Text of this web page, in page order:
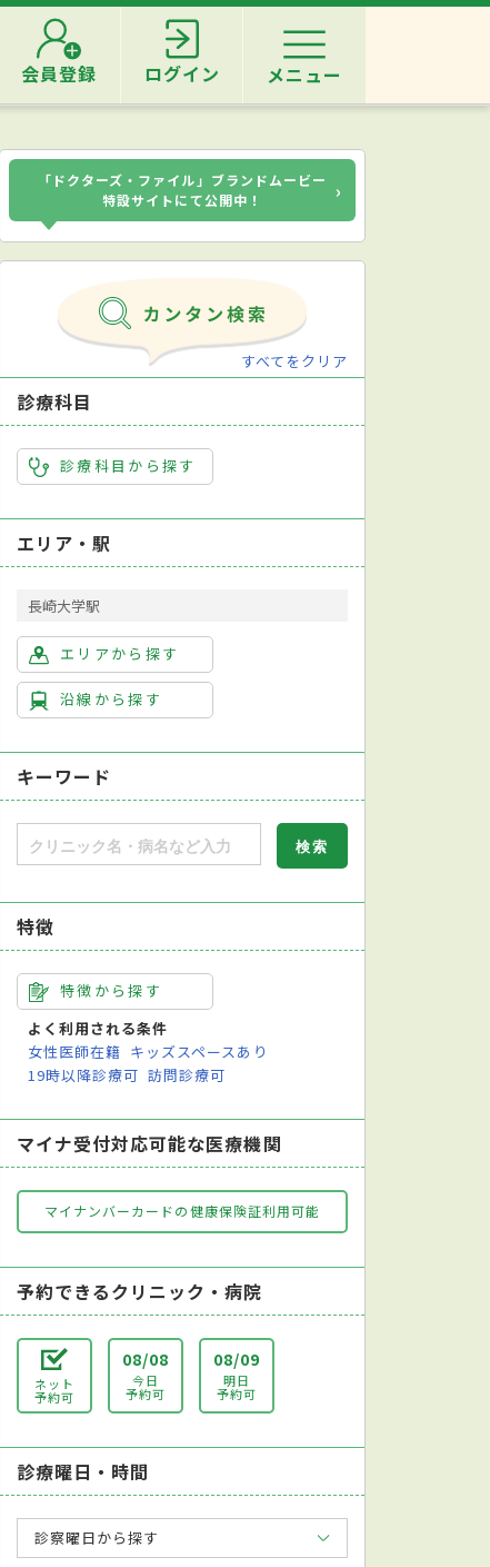
会員登録 ログイン メニュー
「ドクターズ・ファイル」ブランドムービー
特設サイトにて公開中！
›
すべてをクリア
診療科目
診療科目から探す
エリア・駅
長崎大学駅
エリアから探す
沿線から探す
キーワード
特徴
特徴から探す
よく利用される条件
女性医師在籍 キッズスペースあり
19時以降診療可 訪問診療可
マイナ受付対応可能な医療機関
マイナンバーカードの健康保険証利用可能
予約できるクリニック・病院
ネット
予約可
08/08
今日
予約可
08/09
明日
予約可
診療曜日・時間
診察曜日から探す